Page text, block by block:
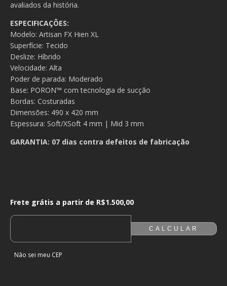
avaliados da história.
ESPECIFICAÇÕES:
Modelo: Artisan FX Hien XL
Superfície: Tecido
Deslize: Híbrido
Velocidade: Alta
Poder de parada: Moderado
Base: PORON™ com tecnologia de sucção
Bordas: Costuradas
Dimensões: 490 x 420 mm
Espessura: Soft/XSoft 4 mm | Mid 3 mm
GARANTIA: 07 dias contra defeitos de fabricação
Frete grátis a partir deR$1.500,00
ALTERAR CEP
Frete grátis a partir de R$1.500,00
CALCULAR
Não sei meu CEP